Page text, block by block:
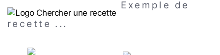
Exemple de
recette ...